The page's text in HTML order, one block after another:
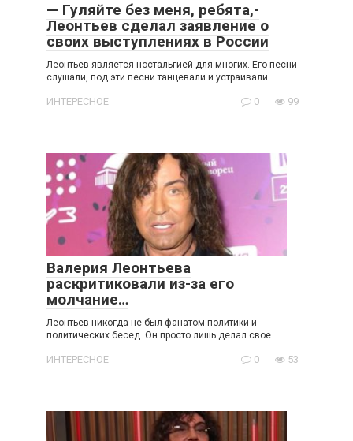
— Гуляйте без меня, ребята,-
Леонтьев сделал заявление о
своих выступлениях в России
Леонтьев является ностальгией для многих. Его песни
слушали, под эти песни танцевали и устраивали
ИНТЕРЕСНОЕ 0 99
Валерия Леонтьева
раскритиковали из-за его
молчание…
Леонтьев никогда не был фанатом политики и
политических бесед. Он просто лишь делал свое
ИНТЕРЕСНОЕ 0 53